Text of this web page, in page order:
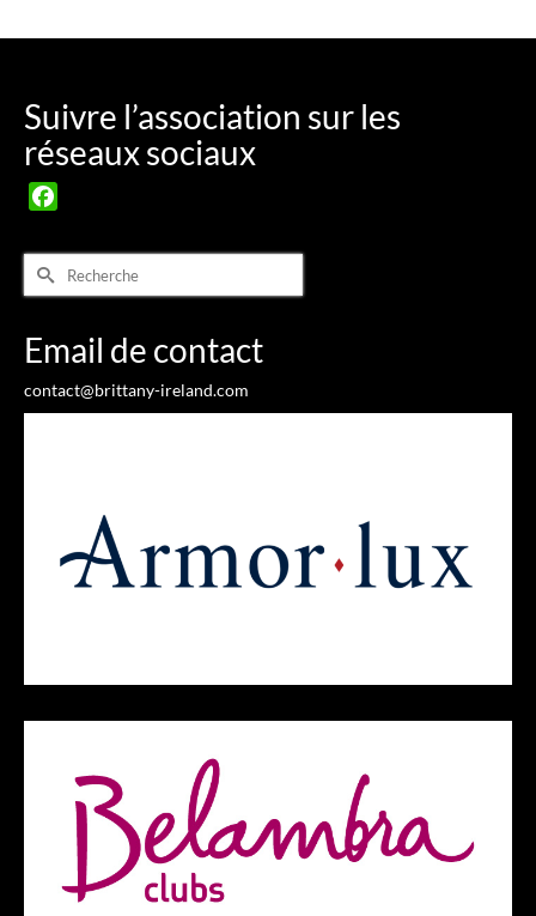
Suivre l’association sur les
réseaux sociaux
Rechercher :
Email de contact
contact@brittany-ireland.com